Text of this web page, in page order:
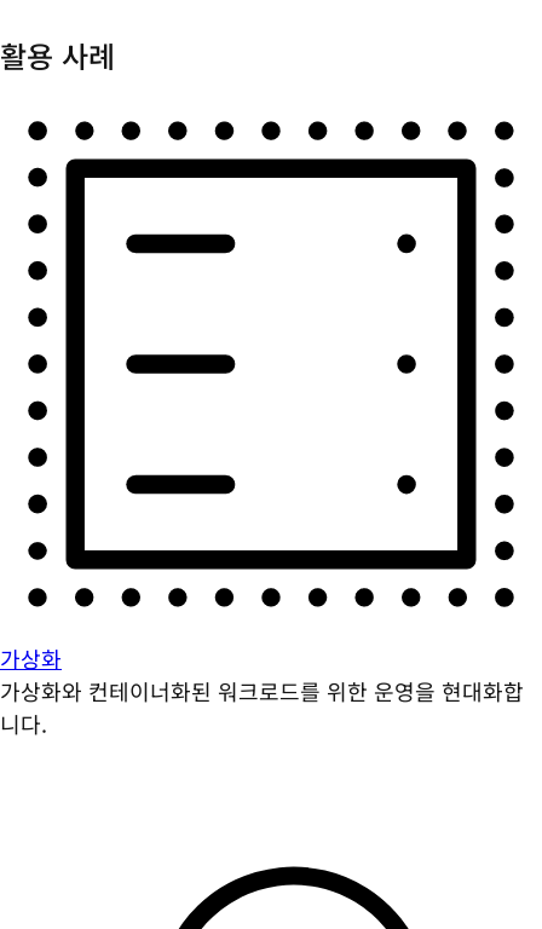
활용 사례
가상화
가상화와 컨테이너화된 워크로드를 위한 운영을 현대화합
니다.